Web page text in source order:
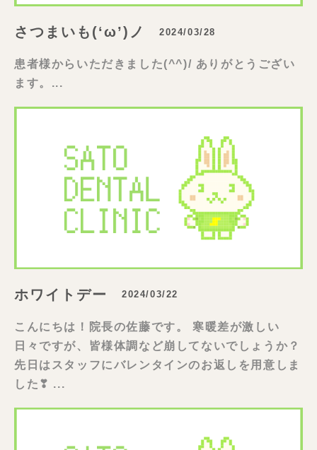
さつまいも(‘ω’)ノ 2024/03/28
患者様からいただきました(^^)/ ありがとうござい
ます。...
ホワイトデー 2024/03/22
こんにちは！院長の佐藤です。 寒暖差が激しい
日々ですが、皆様体調など崩してないでしょうか？
先日はスタッフにバレンタインのお返しを用意しま
した❣ ...